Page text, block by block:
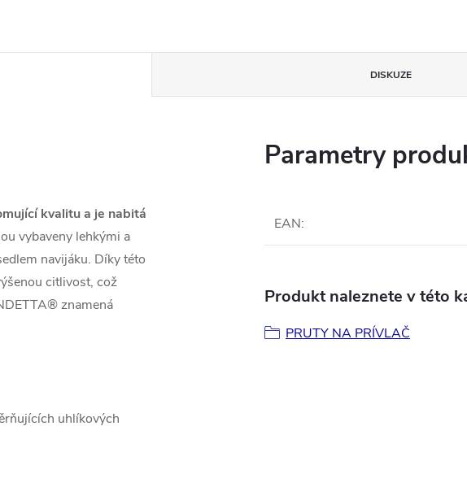
DISKUZE
kvalitu a je nabitá
vybaveny lehkými a
navijáku. Díky této
citlivost, což
znamená
uhlíkových
Parametry
EAN:
Produkt naleznete v této
PRUTY NA PRÍVLAČ